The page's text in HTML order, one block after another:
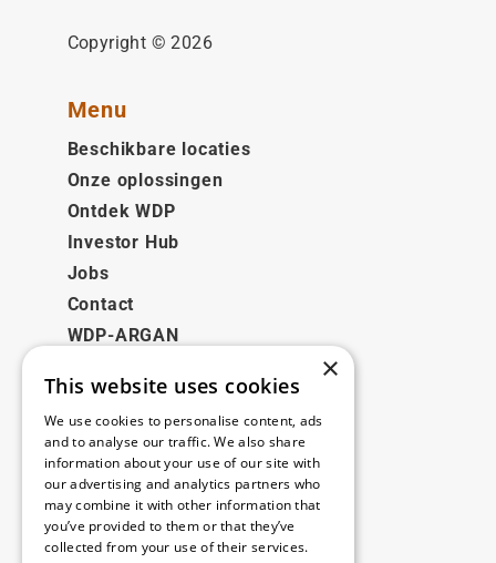
Copyright © 2026
Menu
Beschikbare locaties
Onze oplossingen
Ontdek WDP
Investor Hub
Jobs
Contact
WDP-ARGAN
Juridisch
Disclaimer
Privacybeleid
Cookie Policy
×
This website uses cookies
We use cookies to personalise content, ads
and to analyse our traffic. We also share
information about your use of our site with
our advertising and analytics partners who
may combine it with other information that
you’ve provided to them or that they’ve
collected from your use of their services.